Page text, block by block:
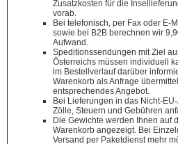
Zusatzkosten für die
vorab.
Bei telefonisch, per Fax oder E-
sowie bei B2B berechnen wir
Aufwand.
Speditionssendungen mit Ziel
Österreichs müssen individuell
im Bestellverlauf darüber
Warenkorb als Anfrage
entsprechendes Angebot.
Bei Lieferungen in das Nicht-
Zölle, Steuern und Gebühren
Die Gewichte werden Ihnen auf
Warenkorb angezeigt. Bei
Versand per Paketdienst mehr